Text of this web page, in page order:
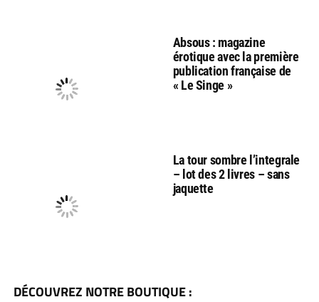
Absous : magazine
érotique avec la première
publication française de
« Le Singe »
La tour sombre l’integrale
– lot des 2 livres – sans
jaquette
DÉCOUVREZ NOTRE BOUTIQUE :